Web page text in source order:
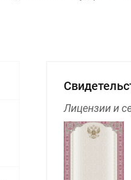
Лицензии и